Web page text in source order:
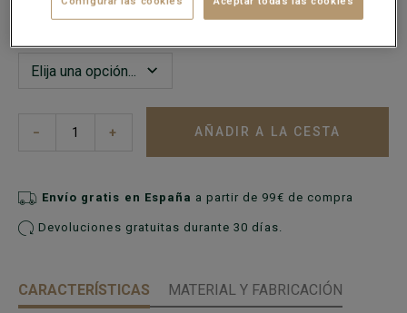
Este modelo calza pequeño; elija una talla más de su talla
habitual.
− + AÑADIR A LA CESTA
Envío gratis en España a partir de 99€ de compra
Devoluciones gratuitas durante 30 días.
CARACTERÍSTICAS MATERIAL Y FABRICACIÓN